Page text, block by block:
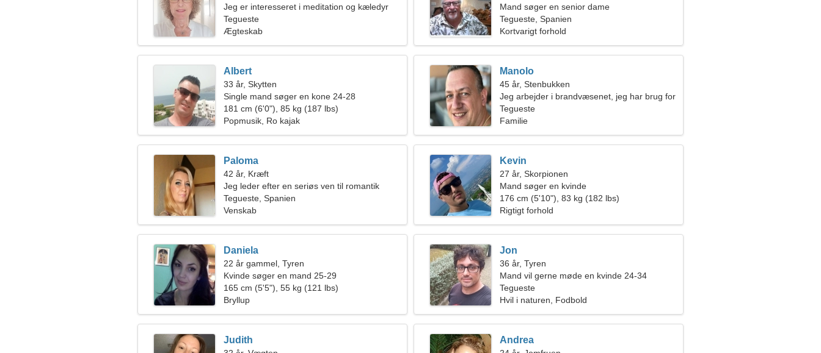
Jeg er interesseret i meditation og kæledyr
Tegueste
Ægteskab
Mand søger en senior dame
Tegueste, Spanien
Kortvarigt forhold
Albert
33 år, Skytten
Single mand søger en kone 24-28
181 cm (6'0"), 85 kg (187 lbs)
Popmusik, Ro kajak
Manolo
45 år, Stenbukken
Jeg arbejder i brandvæsenet, jeg har brug for
en glad kvinde
Tegueste
Familie
Paloma
42 år, Kræft
Jeg leder efter en seriøs ven til romantik
Tegueste, Spanien
Venskab
Kevin
27 år, Skorpionen
Mand søger en kvinde
176 cm (5'10"), 83 kg (182 lbs)
Rigtigt forhold
Daniela
22 år gammel, Tyren
Kvinde søger en mand 25-29
165 cm (5'5"), 55 kg (121 lbs)
Bryllup
Jon
36 år, Tyren
Mand vil gerne møde en kvinde 24-34
Tegueste
Hvil i naturen, Fodbold
Judith Andrea